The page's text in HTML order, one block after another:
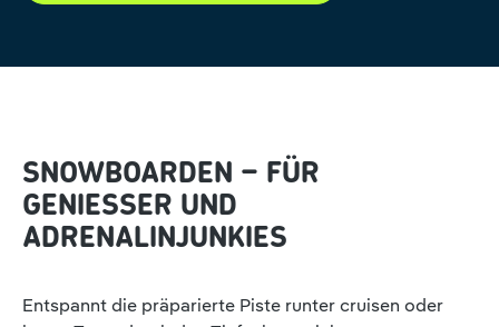
SNOWBOARDEN – FÜR
GENIESSER UND A
DRENALINJUNKIES
Entspannt die präparierte Piste runter cruisen oder